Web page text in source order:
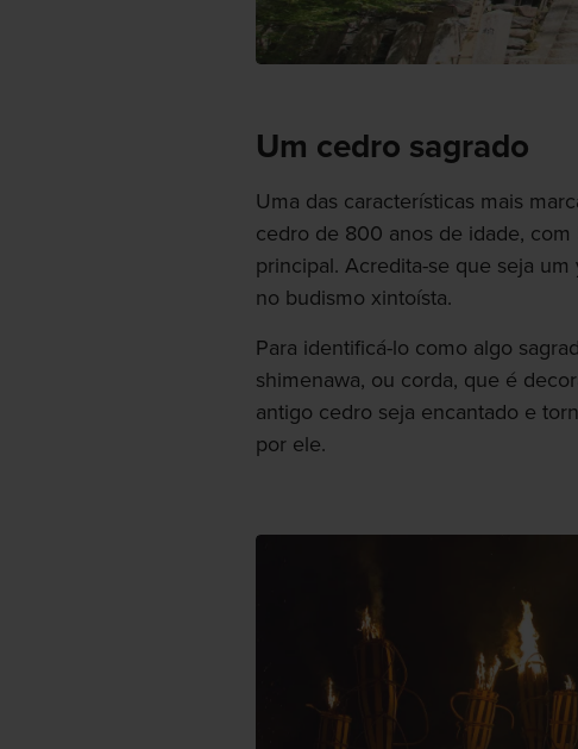
Um cedro sagrado
Uma das características mais
cedro de 800 anos de idade,
principal. Acredita-se que seja
no budismo xintoísta.
Para identificá-lo como algo
shimenawa, ou corda, que é
antigo cedro seja encantado e
por ele.